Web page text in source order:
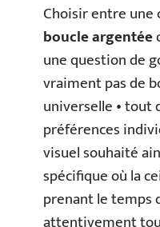
Choisir entre une
boucle argentée
une question de
vraiment pas de
universelle • tout
préférences
visuel souhaité
spécifique où la
prenant le temps